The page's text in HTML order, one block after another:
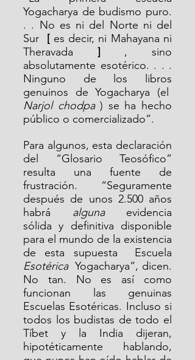
Yogacharya de budismo puro.
. . No es ni del Norte ni del
Sur [ es decir, ni Mahayana ni
Theravada ] , sino
absolutamente esotérico. . . .
Ninguno de los libros
Narjol chodpa ) se ha hecho
público o comercializado”.
Para algunos, esta declaración
del “Glosario Teosófico”
resulta una fuente de
frustración. “Seguramente
después de unos 2.500 años
habrá alguna evidencia
sólida y definitiva disponible
para el mundo de la existencia
Esotérica Yogacharya”, dicen.
No tan. No es así como
funcionan las genuinas
Escuelas Esotéricas. Incluso si
todos los budistas de todo el
Tíbet y la India dijeran,
hipotéticamente hablando,